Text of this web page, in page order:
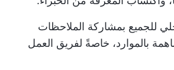
للجميع بمشاركة الملاحظات
بالموارد، خاصةً لفريق العمل